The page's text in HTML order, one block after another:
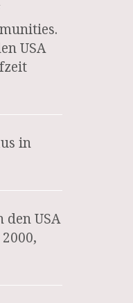
USA
in
USA